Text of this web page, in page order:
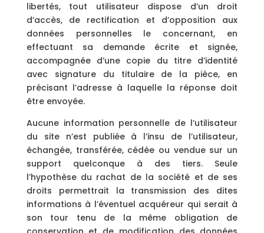
libertés, tout utilisateur dispose d’un droit
d’accès, de rectification et d’opposition aux
données personnelles le concernant, en
effectuant sa demande écrite et signée,
accompagnée d’une copie du titre d’identité
avec signature du titulaire de la pièce, en
précisant l’adresse à laquelle la réponse doit
être envoyée.
Aucune information personnelle de l’utilisateur
du site n’est publiée à l’insu de l’utilisateur,
échangée, transférée, cédée ou vendue sur un
support quelconque à des tiers. Seule
l’hypothèse du rachat de la société et de ses
droits permettrait la transmission des dites
informations à l’éventuel acquéreur qui serait à
son tour tenu de la même obligation de